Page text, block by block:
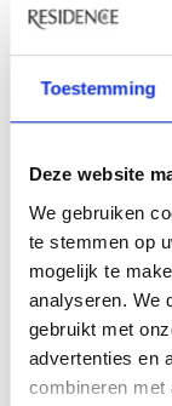
Toestemming
Deze website
We gebruiken
te stemmen op
mogelijk te
analyseren. We
gebruikt met
advertenties en
combineren met